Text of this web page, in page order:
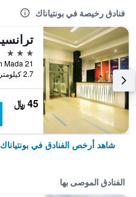
فنادق رخيصة في بونتياناك
3 نجوم
2.7 كيلومتر عن وسط المدينة
45 ﷼
شاهد أرخص الفنادق في بونتياناك
الفنادق الموصى بها